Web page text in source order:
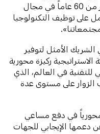
بالاستفادة من خبراتنا التي تمتد لأكثر من 60 عاماً في مجال
على توظيف التكنولوجيا
الأمثل لتوفير
ركيزة محورية
للتقنية في العالم، الذي
على مستوى عدة
في دفع مساعي
دعمها الإيجابي للجهات